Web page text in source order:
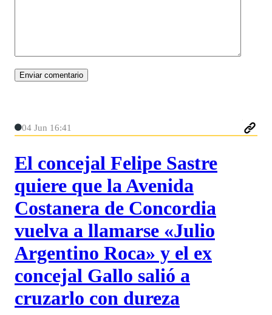
04 Jun 16:41
El concejal Felipe Sastre
quiere que la Avenida
Costanera de Concordia
vuelva a llamarse «Julio
Argentino Roca» y el ex
concejal Gallo salió a
cruzarlo con dureza